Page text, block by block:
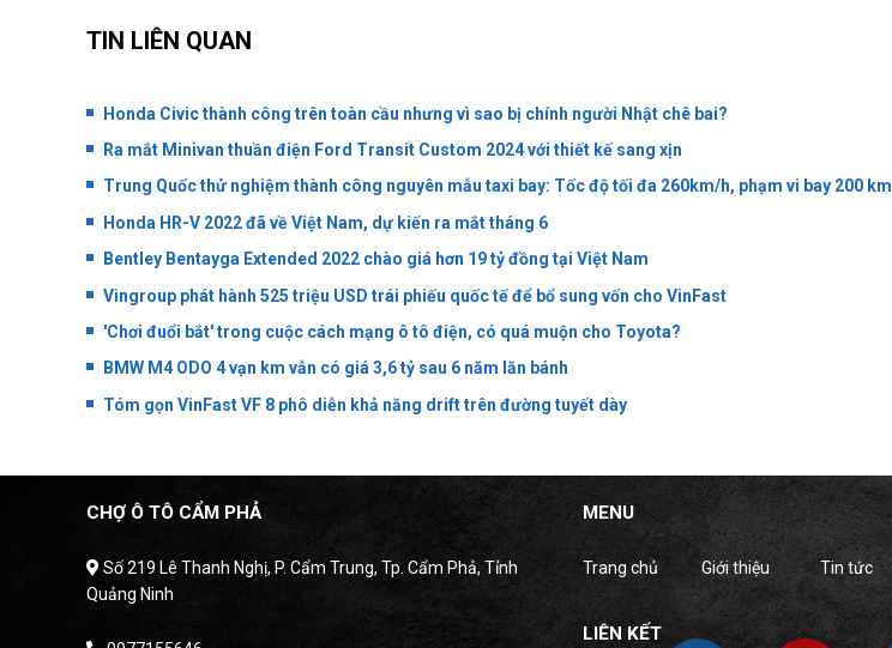
TIN LIÊN QUAN
Honda Civic thành công trên toàn cầu nhưng vì sao bị chính người Nhật chê bai?
Ra mắt Minivan thuần điện Ford Transit Custom 2024 với thiết kế sang xịn
Trung Quốc thử nghiệm thành công nguyên mẫu taxi bay: Tốc độ tối đa 260km/h, phạm vi bay 200 km
Honda HR-V 2022 đã về Việt Nam, dự kiến ra mắt tháng 6
Bentley Bentayga Extended 2022 chào giá hơn 19 tỷ đồng tại Việt Nam
Vingroup phát hành 525 triệu USD trái phiếu quốc tế để bổ sung vốn cho VinFast
'Chơi đuổi bắt' trong cuộc cách mạng ô tô điện, có quá muộn cho Toyota?
BMW M4 ODO 4 vạn km vẫn có giá 3,6 tỷ sau 6 năm lăn bánh
Tóm gọn VinFast VF 8 phô diễn khả năng drift trên đường tuyết dày
CHỢ Ô TÔ CẨM PHẢ
Số 219 Lê Thanh Nghị, P. Cẩm Trung, Tp. Cẩm Phả, Tỉnh
Quảng Ninh
MENU
Trang chủ Giới thiệu Tin tức
LIÊN KẾT